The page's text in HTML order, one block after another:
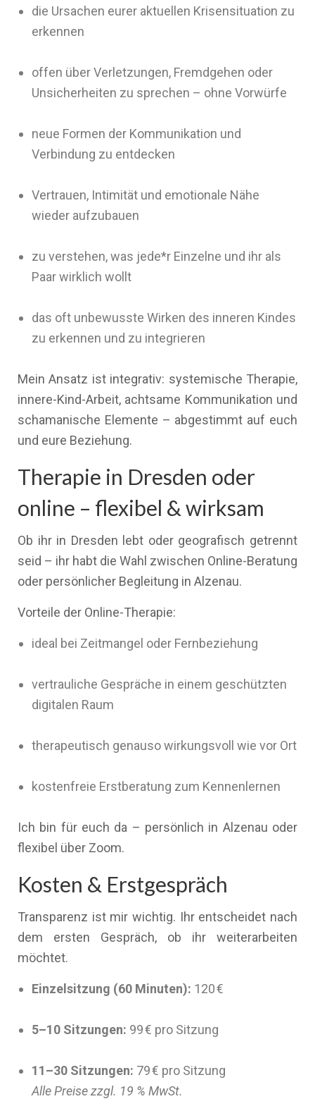
die Ursachen eurer aktuellen Krisensituation zu
erkennen
offen über Verletzungen, Fremdgehen oder
Unsicherheiten zu sprechen – ohne Vorwürfe
neue Formen der Kommunikation und
Verbindung zu entdecken
Vertrauen, Intimität und emotionale Nähe
wieder aufzubauen
zu verstehen, was jede*r Einzelne und ihr als
Paar wirklich wollt
das oft unbewusste Wirken des inneren Kindes
zu erkennen und zu integrieren
Mein Ansatz ist integrativ: systemische Therapie,
innere-Kind-Arbeit, achtsame Kommunikation und
schamanische Elemente – abgestimmt auf euch
und eure Beziehung.
Therapie in Dresden oder
online – flexibel & wirksam
Ob ihr in Dresden lebt oder geografisch getrennt
seid – ihr habt die Wahl zwischen Online-Beratung
oder persönlicher Begleitung in Alzenau.
Vorteile der Online-Therapie:
ideal bei Zeitmangel oder Fernbeziehung
vertrauliche Gespräche in einem geschützten
digitalen Raum
therapeutisch genauso wirkungsvoll wie vor Ort
kostenfreie Erstberatung zum Kennenlernen
Ich bin für euch da – persönlich in Alzenau oder
flexibel über Zoom.
Kosten & Erstgespräch
Transparenz ist mir wichtig. Ihr entscheidet nach
dem ersten Gespräch, ob ihr weiterarbeiten
möchtet.
Einzelsitzung (60 Minuten): 120 €
5–10 Sitzungen: 99 € pro Sitzung
11–30 Sitzungen: 79 € pro Sitzung
Alle Preise zzgl. 19 % MwSt.